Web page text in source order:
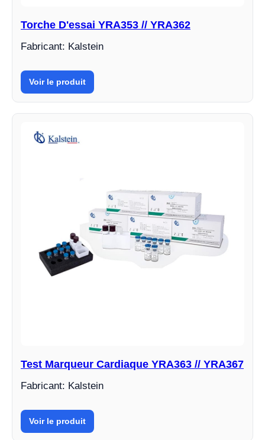
Torche D'essai YRA353 // YRA362
Fabricant: Kalstein
Voir le produit
Test Marqueur Cardiaque YRA363 // YRA367
Fabricant: Kalstein
Voir le produit